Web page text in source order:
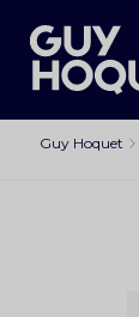
Guy Hoquet